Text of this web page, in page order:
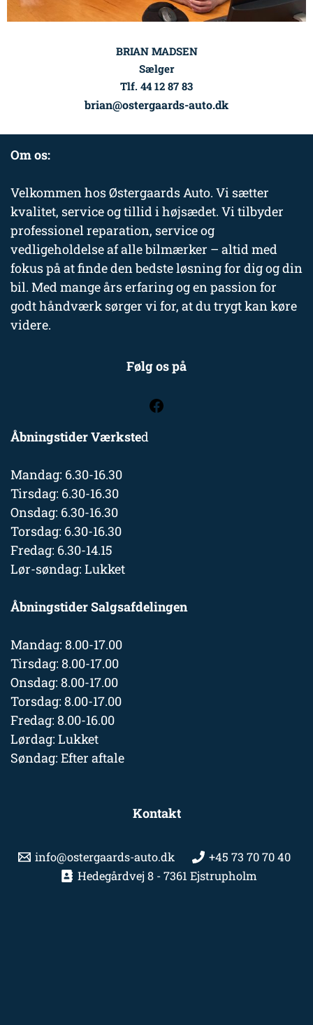
BRIAN MADSEN
Sælger
Tlf. 44 12 87 83
brian@ostergaards-auto.dk
Om os:
Velkommen hos Østergaards Auto. Vi sætter
kvalitet, service og tillid i højsædet. Vi tilbyder
professionel reparation, service og
vedligeholdelse af alle bilmærker – altid med
fokus på at finde den bedste løsning for dig og din
bil. Med mange års erfaring og en passion for
godt håndværk sørger vi for, at du trygt kan køre
videre.
Følg os på
Åbningstider Værksted
Mandag: 6.30-16.30
Tirsdag: 6.30-16.30
Onsdag: 6.30-16.30
Torsdag: 6.30-16.30
Fredag: 6.30-14.15
Lør-søndag: Lukket
Åbningstider Salgsafdelingen
Mandag: 8.00-17.00
Tirsdag: 8.00-17.00
Onsdag: 8.00-17.00
Torsdag: 8.00-17.00
Fredag: 8.00-16.00
Lørdag: Lukket
Søndag: Efter aftale
Kontakt
info@ostergaards-auto.dk
+45 73 70 70 40
Hedegårdvej 8 - 7361 Ejstrupholm